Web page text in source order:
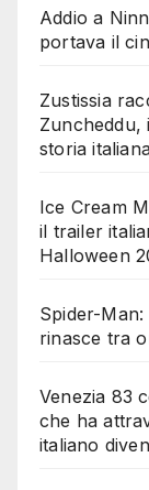
Addio a
portava il
Zustissia
Zuncheddu,
storia
Ice Cream
il trailer
Halloween
Spider-
rinasce tra
Venezia 83
che ha
italiano